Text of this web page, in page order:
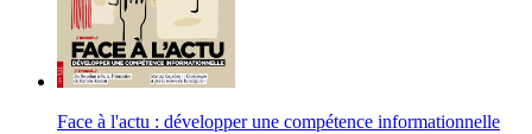
Face à l'actu : développer une compétence informationnelle